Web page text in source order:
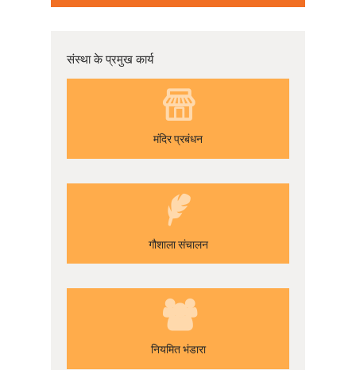
संस्था के प्रमुख कार्य
मंदिर प्रबंधन
गौशाला संचालन
नियमित भंडारा